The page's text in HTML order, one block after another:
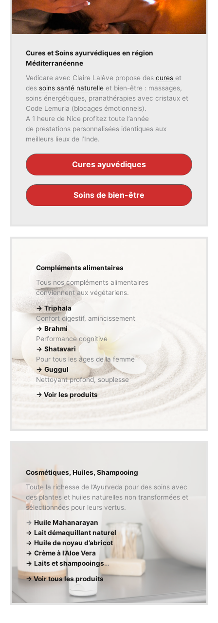
Cures et Soins ayurvédiques en région
Méditerranéenne
Vedicare avec Claire Lalève propose des cures et
des soins santé naturelle et bien-être : massages,
soins énergétiques, pranathérapies avec cristaux et
Code Lemuria (blocages émotionnels).
A 1 heure de Nice profitez toute l’année
de prestations personnalisées identiques aux
meilleurs lieux de l’Inde.
Cures ayuvédiques
Soins de bien-être
Compléments alimentaires
Tous nos compléments alimentaires
conviennent aux végétariens.
→ Triphala
Confort digestif, amincissement
→ Brahmi
Performance cognitive
→ Shatavari
Pour tous les âges de la femme
→ Guggul
Nettoyant profond, souplesse
→ Voir les produits
Cosmétiques, Huiles, Shampooing
Toute la richesse de l’Ayurveda pour des soins avec
des plantes et huiles naturelles non transformées et
sélectionnées pour leurs vertus.
→ Huile Mahanarayan
→ Lait démaquillant naturel
→ Huile de noyau d’abricot
→ Crème à l’Aloe Vera
→ Laits et shampooings…
→ Voir tous les produits